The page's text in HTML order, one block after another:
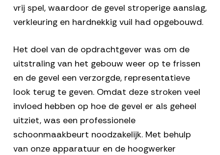
vrij spel, waardoor de gevel stroperige aanslag,
verkleuring en hardnekkig vuil had opgebouwd.
Het doel van de opdrachtgever was om de
uitstraling van het gebouw weer op te frissen
en de gevel een verzorgde, representatieve
look terug te geven. Omdat deze stroken veel
invloed hebben op hoe de gevel er als geheel
uitziet, was een professionele
schoonmaakbeurt noodzakelijk. Met behulp
van onze apparatuur en de hoogwerker